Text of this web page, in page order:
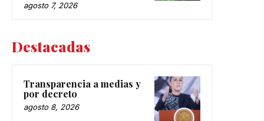
agosto 7, 2026
Destacadas
Transparencia a medias y
por decreto
agosto 8, 2026